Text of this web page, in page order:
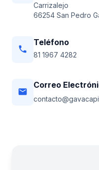
Carrizalejo
66254 San Pedro
phone
Teléfono
81 1967 4282
email
Correo